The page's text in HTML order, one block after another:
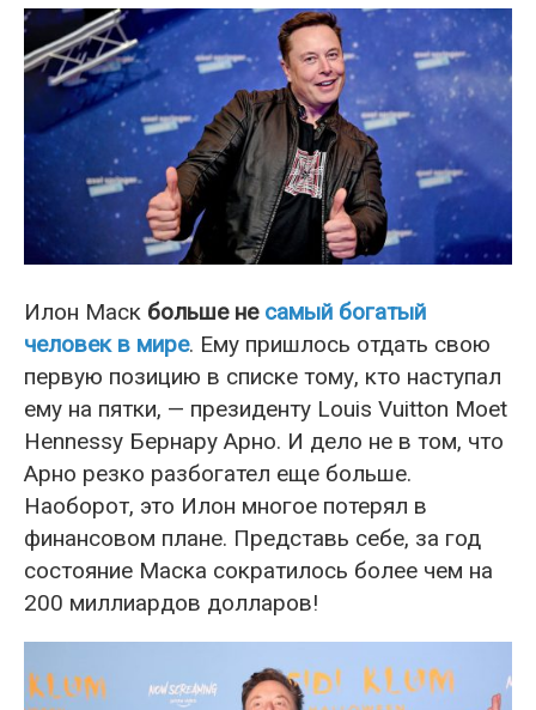
Илон Маск больше не самый богатый
человек в мире. Ему пришлось отдать свою
первую позицию в списке тому, кто наступал
ему на пятки, — президенту Louis Vuitton Moet
Hennessy Бернару Арно. И дело не в том, что
Арно резко разбогател еще больше.
Наоборот, это Илон многое потерял в
финансовом плане. Представь себе, за год
состояние Маска сократилось более чем на
200 миллиардов долларов!